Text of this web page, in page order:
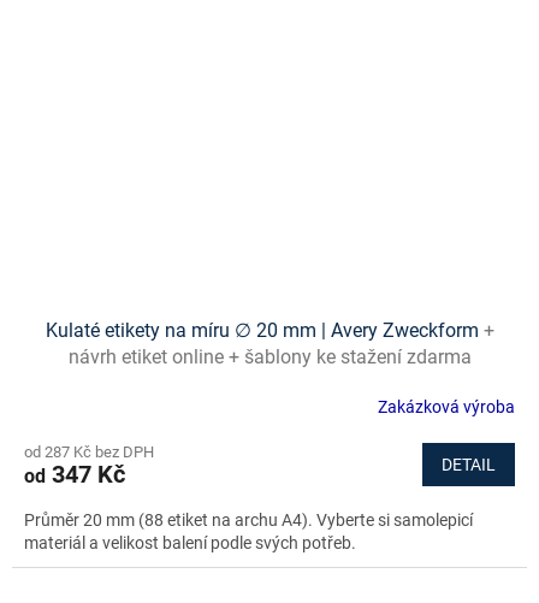
Kulaté etikety na míru ∅ 20 mm | Avery Zweckform +
návrh etiket online + šablony ke stažení zdarma
Zakázková výroba
od 287 Kč bez DPH
od 347 Kč DETAIL
Průměr 20 mm (88 etiket na archu A4). Vyberte si samolepicí
materiál a velikost balení podle svých potřeb.